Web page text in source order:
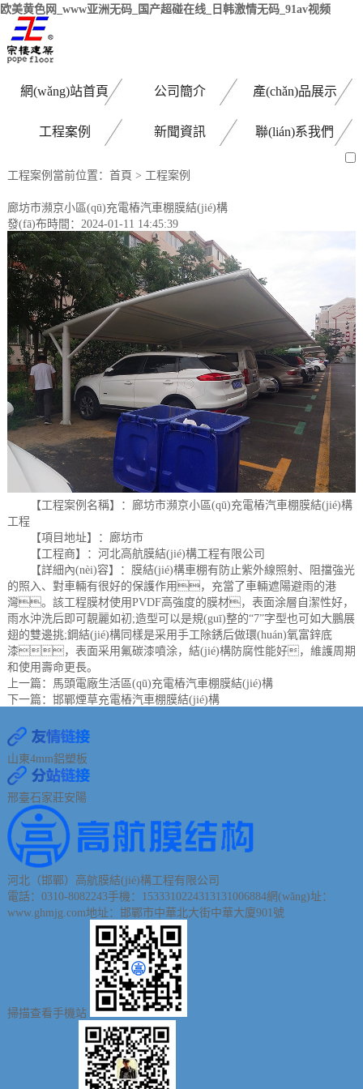
欧美黄色网_www亚洲无码_国产超碰在线_日韩激情无码_91av视频
網(wǎng)站首頁 公司簡介 產(chǎn)品展示
工程案例 新聞資訊 聯(lián)系我們
工程案例 當前位置： 首頁 > 工程案例
廊坊市瀕京小區(qū)充電樁汽車棚膜結(jié)構
發(fā)布時間：2024-01-11 14:45:39
【工程案例名稱】：廊坊市瀕京小區(qū)充電樁汽車棚膜結(jié)構
工程
【項目地址】：廊坊市
【工程商】：河北高航膜結(jié)構工程有限公司
【詳細內(nèi)容】：膜結(jié)構車棚有防止紫外線照射、阻擋強光
的照入、對車輛有很好的保護作用，充當了車輛遮陽避雨的港
灣。該工程膜材使用PVDF高強度的膜材，表面涂層自潔性好，
雨水沖洗后即可靚麗如初;造型可以是規(guī)整的“7”字型也可如大鵬展
翅的雙邊挑;鋼結(jié)構同樣是采用手工除銹后做環(huán)氧富鋅底
漆，表面采用氟碳漆噴涂，結(jié)構防腐性能好，維護周期
和使用壽命更長。
上一篇：
馬頭電廠生活區(qū)充電樁汽車棚膜結(jié)構
下一篇： 邯鄲煙草充電樁汽車棚膜結(jié)構
山東4mm鋁塑板
邢臺石家莊安陽
河北（邯鄲）高航膜結(jié)構工程有限公司
電話：0310-8082243手機：1533310224313131006884網(wǎng)址：
www.ghmjg.com地址：邯鄲市中華北大街中華大廈901號
掃描查看手機站